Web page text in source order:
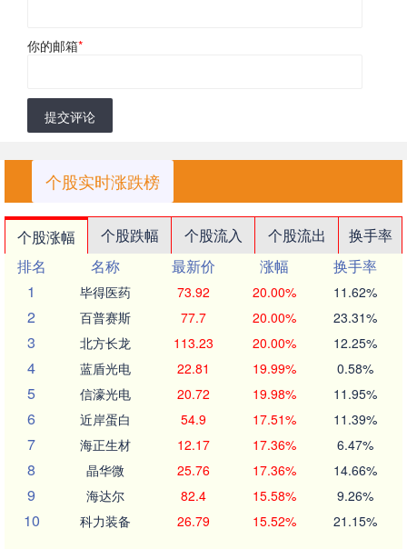
你的邮箱*
提交评论
个股实时涨跌榜
个股涨幅 个股跌幅 个股流入 个股流出
换手率
排名
名称 最新价 涨幅
换手率
1
毕得医药 73.92 20.00% 11.62%
2 百普赛斯 77.7 20.00% 23.31%
3 北方长龙 113.23 20.00% 12.25%
4 蓝盾光电 22.81 19.99% 0.58%
5 信濠光电 20.72 19.98% 11.95%
6 近岸蛋白 54.9 17.51% 11.39%
7 海正生材 12.17 17.36% 6.47%
8 晶华微 25.76 17.36% 14.66%
9 海达尔 82.4 15.58% 9.26%
10 科力装备 26.79 15.52% 21.15%